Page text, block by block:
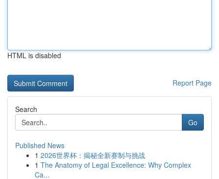
HTML is disabled
Report Page
Search
Go
Published News
1 2026世界杯：揭秘全新赛制与挑战
1 The Anatomy of Legal Excellence: Why Complex
Ca...